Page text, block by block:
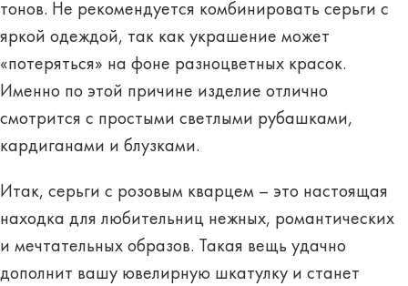
тонов. Не рекомендуется комбинировать серьги с
яркой одеждой, так как украшение может
«потеряться» на фоне разноцветных красок.
Именно по этой причине изделие отлично
смотрится с простыми светлыми рубашками,
кардиганами и блузками.
Итак, серьги с розовым кварцем – это настоящая
находка для любительниц нежных, романтических
и мечтательных образов. Такая вещь удачно
дополнит вашу ювелирную шкатулку и станет